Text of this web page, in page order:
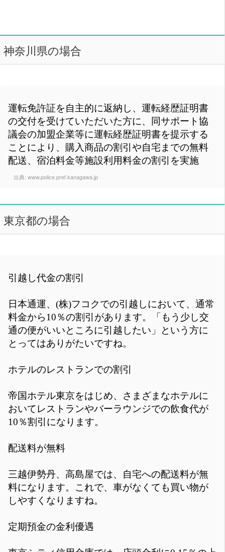
神奈川県の場合
運転免許証を自主的に返納し、運転経歴証明書
の交付を受けていただいた方に、同サポート協
議会の加盟企業等に運転経歴証明書を提示する
ことにより、購入商品の割引や自宅までの無料
配送、宿泊料金等施設利用料金の割引を実施
出典: www.police.pref.kanagawa.jp
東京都の場合
引越し代金の割引
日本通運、(株)フコクでの引越しにおいて、通常
料金から10％の割引があります。「もう少し交
通の便がいいところに引越したい」という方に
とってはありがたいですね。
ホテルのレストランでの割引
帝国ホテル東京をはじめ、さまざまなホテルに
おいてレストランやバーラウンジでの飲食代が
10％割引になります。
配送料が無料
三越伊勢丹、高島屋では、自宅への配送料が無
料になります。これで、車がなくても買い物が
しやすくなりますね。
定期預金の金利優遇